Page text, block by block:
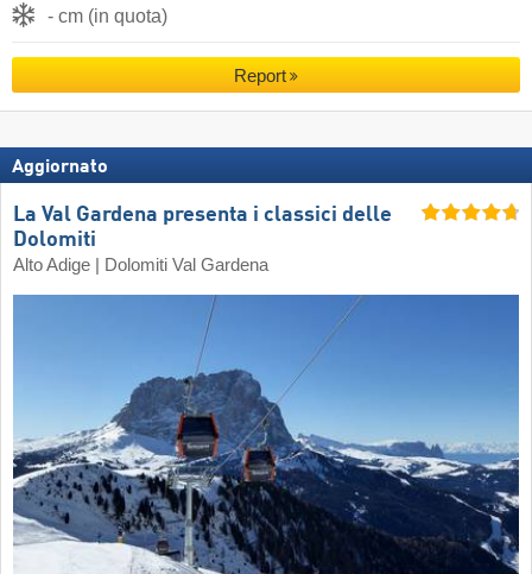
- cm (in quota)
Report
Aggiornato
La Val Gardena presenta i classici delle
Dolomiti
Alto Adige | Dolomiti Val Gardena